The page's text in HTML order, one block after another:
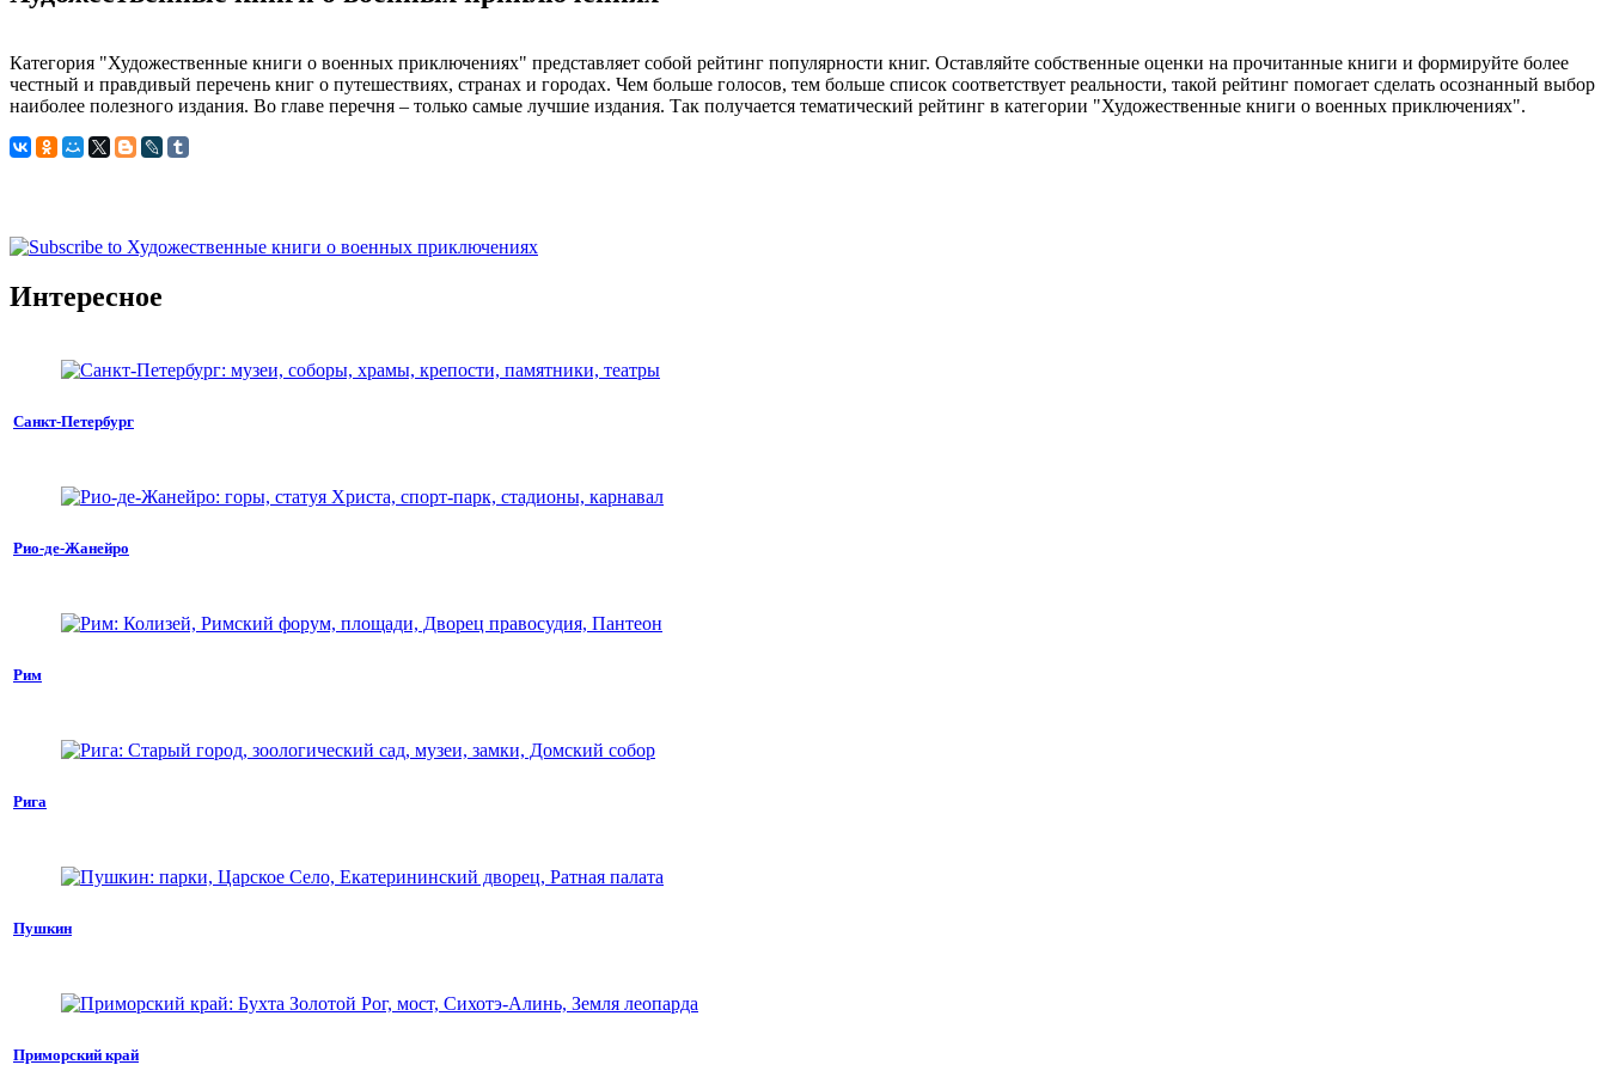
Категория "Художественные книги о военных приключениях" представляет собой рейтинг популярности книг. Оставляйте собственные оценки на прочитанные книги и формируйте более
честный и правдивый перечень книг о путешествиях, странах и городах. Чем больше голосов, тем больше список соответствует реальности, такой рейтинг помогает сделать осознанный выбор
наиболее полезного издания. Во главе перечня – только самые лучшие издания. Так получается тематический рейтинг в категории "Художественные книги о военных приключениях".
Интересное
Санкт-Петербург
Рио-де-Жанейро
Рим
Рига
Пушкин
Приморский край